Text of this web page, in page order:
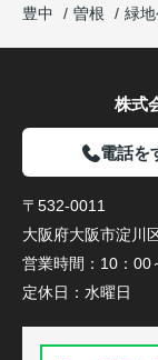
豊中
曽根 緑
株式
電話を
〒532-0011
大阪府大阪市淀川
営業時間： 10：00
定休日： 水曜日